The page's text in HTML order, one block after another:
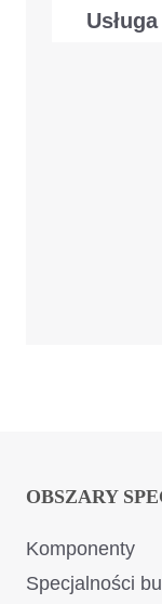
Usługa
OBSZARY
Komponenty
Specjalności